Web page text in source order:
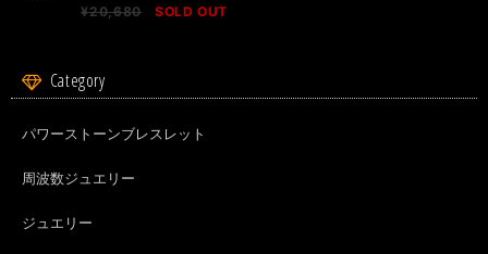
¥20,680
SOLD OUT
Category
パワーストーンブレスレット
周波数ジュエリー
ジュエリー